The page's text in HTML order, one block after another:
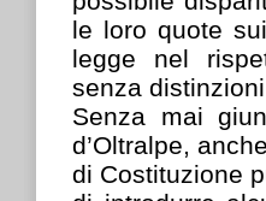
le loro quote
legge nel
senza
Senza mai
d’Oltralpe,
di Costituzione